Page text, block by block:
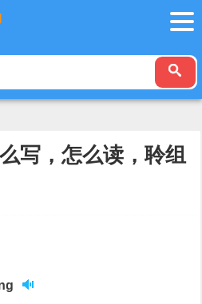
写，怎么读，聆组